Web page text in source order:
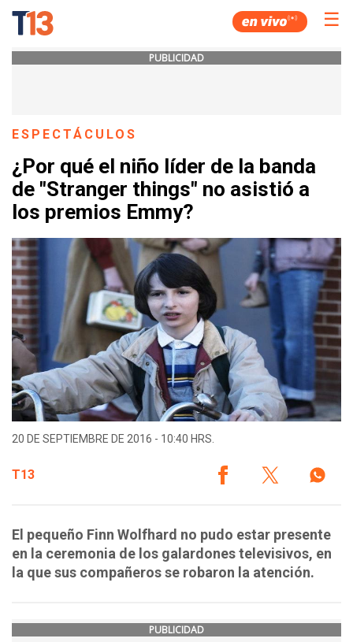
☰
PUBLICIDAD
ESPECTÁCULOS
¿Por qué el niño líder de la banda
de "Stranger things" no asistió a
los premios Emmy?
20 DE SEPTIEMBRE DE 2016 - 10:40 HRS.
T13
El pequeño Finn Wolfhard no pudo estar presente
en la ceremonia de los galardones televisivos, en
la que sus compañeros se robaron la atención.
PUBLICIDAD